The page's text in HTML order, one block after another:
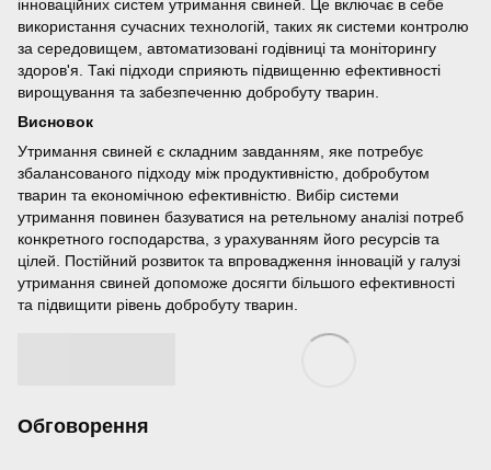
інноваційних систем утримання свиней. Це включає в себе
використання сучасних технологій, таких як системи контролю
за середовищем, автоматизовані годівниці та моніторингу
здоров'я. Такі підходи сприяють підвищенню ефективності
вирощування та забезпеченню добробуту тварин.
Висновок
Утримання свиней є складним завданням, яке потребує
збалансованого підходу між продуктивністю, добробутом
тварин та економічною ефективністю. Вибір системи
утримання повинен базуватися на ретельному аналізі потреб
конкретного господарства, з урахуванням його ресурсів та
цілей. Постійний розвиток та впровадження інновацій у галузі
утримання свиней допоможе досягти більшого ефективності
та підвищити рівень добробуту тварин.
Обговорення